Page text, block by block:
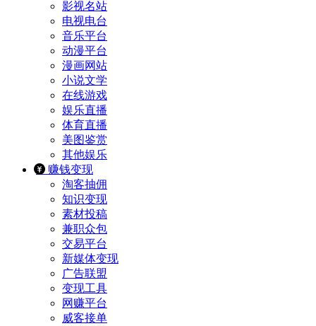
影视名站
电视电台
音乐平台
动漫平台
漫画网站
小说文学
在线游戏
娱乐直播
体育直播
美图鉴赏
其他娱乐
赚钱变现
淘客抽佣
知识变现
素材投稿
兼职众包
交易平台
新媒体变现
广告联盟
变现工具
网赚平台
威客接单